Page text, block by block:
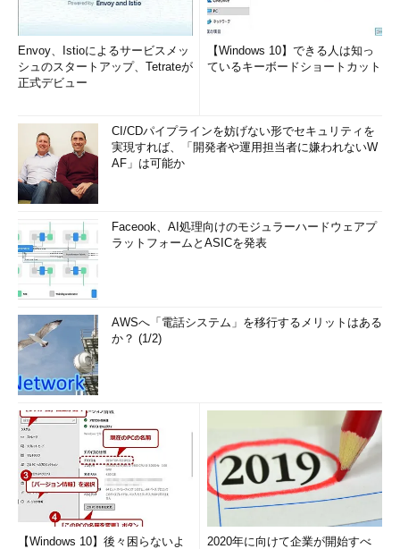
Envoy、Istioによるサービスメッ
シュのスタートアップ、Tetrateが
正式デビュー
【Windows 10】できる人は知っ
ているキーボードショートカット
CI/CDパイプラインを妨げない形でセキュリティを
実現すれば、「開発者や運用担当者に嫌われないW
AF」は可能か
Faceook、AI処理向けのモジュラーハードウェアプ
ラットフォームとASICを発表
AWSへ「電話システム」を移行するメリットはある
か？ (1/2)
【Windows 10】後々困らないよ
2020年に向けて企業が開始すべ